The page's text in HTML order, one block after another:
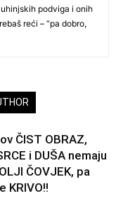
podviga i onih
reći – “pa dobro,
ČIST OBRAZ,
i DUŠA nemaju
ČOVJEK, pa
KRIVO!!